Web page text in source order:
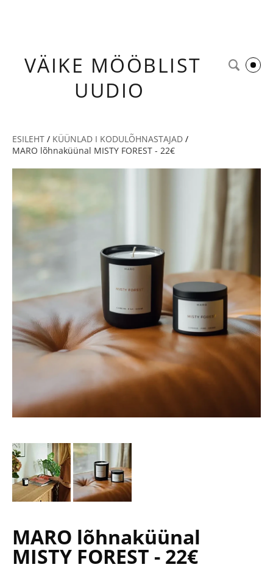
VÄIKE MÖÖBLIST
UUDIO
ESILEHT / KÜÜNLAD I KODULÕHNASTAJAD /
MARO lõhnaküünal MISTY FOREST - 22€
MARO lõhnaküünal
MISTY FOREST - 22€